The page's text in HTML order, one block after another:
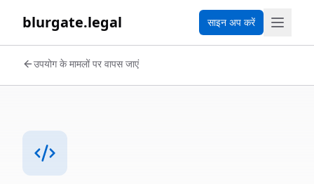
blurgate.legal साइन अप करें
उपयोग के मामलों पर वापस जाएं